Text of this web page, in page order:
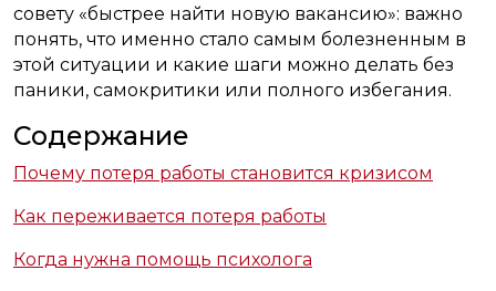
совету «быстрее найти новую вакансию»: важно
понять, что именно стало самым болезненным в
этой ситуации и какие шаги можно делать без
паники, самокритики или полного избегания.
Содержание
Почему потеря работы становится кризисом
Как переживается потеря работы
Когда нужна помощь психолога